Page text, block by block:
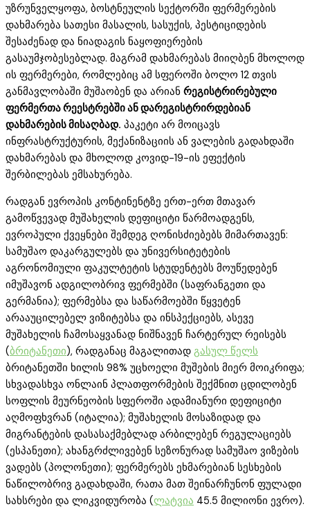
უზრუნველყოფა, ბოსტნეულის სექტორში ფერმერების
დახმარება სათესი მასალის, სასუქის, პესტიციდების
შესაძენად და ნიადაგის ნაყოფიერების
გასაუმჯობესებლად. მაგრამ დახმარებას მიიღბენ მხოლოდ
ის ფერმერები, რომლებიც ამ სფეროში ბოლო 12 თვის
განმავლობაში მუშაობენ და არიან რეგისტრირებული
ფერმერთა რეესტრებში ან დარეგისტრირდებიან
დახმარების მისაღბად. პაკეტი არ მოიცავს
ინფრასტრუქტურის, მექანიზაციის ან ვალების გადახდაში
დახმარებას და მხოლოდ კოვიდ-19-ის ეფექტის
შერბილებას ემსახურება.
რადგან ევროპის კონტინენტზე ერთ-ერთ მთავარ
გამოწვევად მუშახელის დეფიციტი წარმოადგენს,
ევროპული ქვეყნები შემდეგ ღონისძიებებს მიმართავენ:
სამუშაო დაკარგულებს და უნივერსიტეტების
აგრონომიული ფაკულტეტის სტუდენტებს მოუწედებენ
იმუშავონ ადგილობრივ ფერმებში (საფრანგეთი და
გერმანია); ფერმებსა და საწარმოებში წყვეტენ
არააუცილებელ ვიზიტებსა და ინსპექციებს, ასევე
მუშახელის ჩამოსაყვანად ნიშნავენ ჩარტერულ რეისებს
(ბრიტანეთი), რადგანაც მაგალითად გასულ წელს
ბრიტანეთში ხილის 98% უცხოელი მუშების მიერ მოიკრიფა;
სხვადასხვა ონლაინ პლათფორმების შექმნით ცდილობენ
სოფლის მეურნეობის სფეროში ადამიანური დეფიციტი
აღმოფხვრან (იტალია); მუშახელის მოსაზიდად და
მიგრანტების დასასაქმებლად არბილებენ რეგულაციებს
(ესპანეთი); ახანგრძლივებენ სეზონურად სამუშაო ვიზების
ვადებს (პოლონეთი); ფერმერებს ეხმარებიან სესხების
ნაწილობრივ გადახდაში, რათა მათ შეინარჩუნონ ფულადი
სახსრები და ლიკვიდურობა (ლატვია 45.5 მილიონი ევრო).